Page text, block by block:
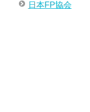
日本FP協会